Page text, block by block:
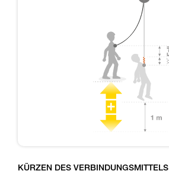
KÜRZEN DES VERBINDUNGSMITTELS